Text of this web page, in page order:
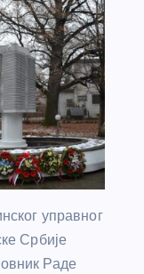
управног
Србије
Раде